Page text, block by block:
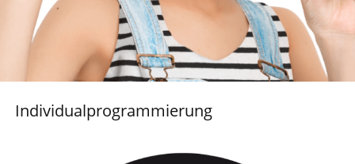
Individualprogrammierung